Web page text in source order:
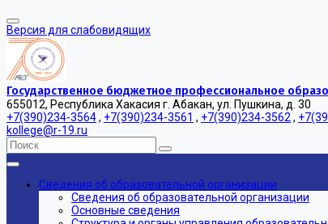
Версия для слабовидящих
Государственное бюджетное профессиональное
655012, Республика Хакасия г. Абакан, ул. Пушкина, д. 30
+7(390)234-3564, +7(390)234-3561 , +7(390)234-3562 ,
kollege@r-19.ru
Сведения об образовательной организации
Сведения об образовательной организации
Основные сведения